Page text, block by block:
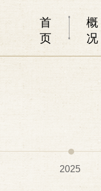
首
页
概
况
2025